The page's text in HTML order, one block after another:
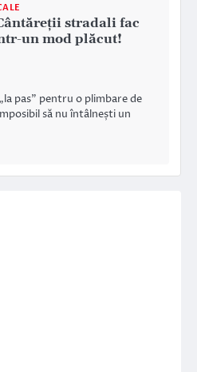
stradali fac
un mod plăcut!
pas” pentru o plimbare de
să nu întâlnești un